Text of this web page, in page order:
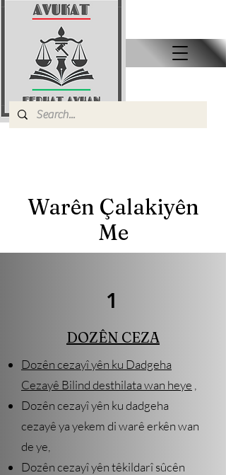
Warên Çalakiyên
Me
1
DOZÊN CEZA
Dozên cezayî yên ku Dadgeha
Cezayê Bilind desthilata wan heye
Dozên cezayî yên ku dadgeha
cezayê ya yekem di warê erkên wan
de ye,
Dozên cezayî yên têkildarî sûcên